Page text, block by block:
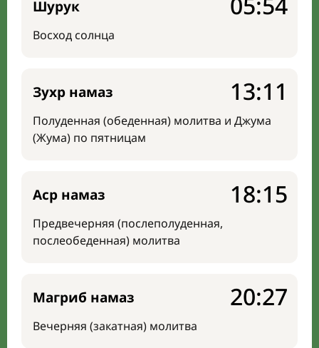
Шурук
Восход солнца
Зухр намаз
Полуденная (обеденная) молитва и Джума
(Жума) по пятницам
13:11
Аср намаз
Предвечерняя (послеполуденная,
послеобеденная) молитва
18:15
Магриб намаз
Вечерняя (закатная) молитва
20:27